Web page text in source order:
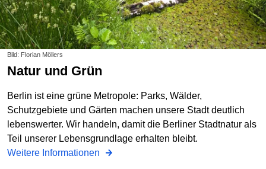
Bild: Florian Möllers
Natur und Grün
Berlin ist eine grüne Metropole: Parks, Wälder,
Schutzgebiete und Gärten machen unsere Stadt deutlich
lebenswerter. Wir handeln, damit die Berliner Stadtnatur als
Teil unserer Lebensgrundlage erhalten bleibt.
Weitere Informationen